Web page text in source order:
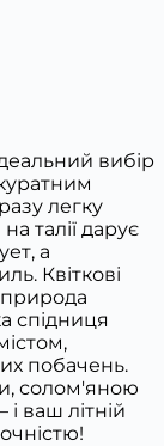
вибір
легку
талії дарує
а
Квіткові
природа
спідниця
побачень.
солом'яною
ваш літній